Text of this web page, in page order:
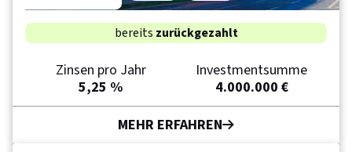
bereits zurückgezahlt
Zinsen pro Jahr
5,25 %
Investmentsumme
4.000.000 €
MEHR ERFAHREN